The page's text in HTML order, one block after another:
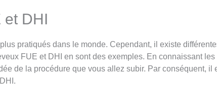
et DHI
pratiqués dans le monde. Cependant, il existe
FUE et DHI en sont des exemples. En connaissant
de la procédure que vous allez subir. Par conséquent, il